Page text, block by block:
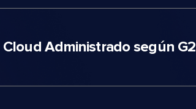
Administrado según G2